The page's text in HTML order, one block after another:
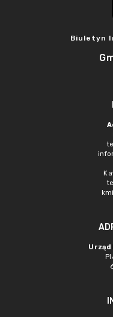
Biuletyn
Urząd